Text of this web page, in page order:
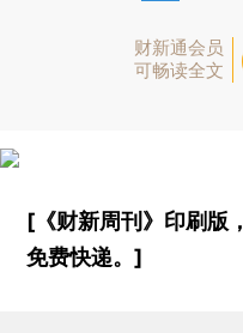
财新通会员
可畅读全文
[《财新周刊》印刷版，
免费快递。]